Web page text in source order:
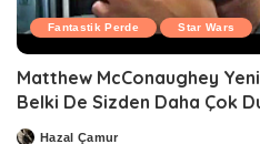
Fantastik Perde Star Wars
Matthew McConaughey
Belki De Sizden Daha Çok
Hazal Çamur